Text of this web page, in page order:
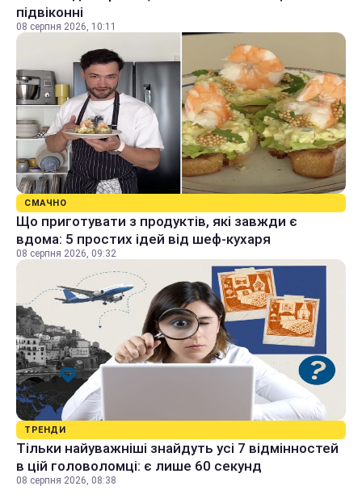
підвіконні
08 серпня 2026, 10:11
СМАЧНО
Що приготувати з продуктів, які завжди є
вдома: 5 простих ідей від шеф-кухаря
08 серпня 2026, 09:32
ТРЕНДИ
Тільки найуважніші знайдуть усі 7 відмінностей
в цій головоломці: є лише 60 секунд
08 серпня 2026, 08:38